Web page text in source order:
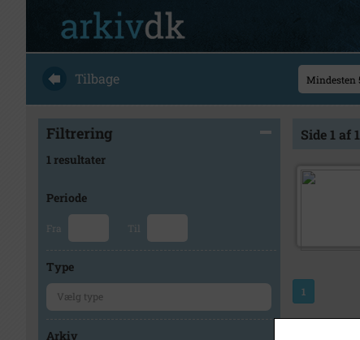
Tilbage
Filtrering
1 resultater
Periode
Fra Til
Type
Arkiv
Side 1 af 1
1